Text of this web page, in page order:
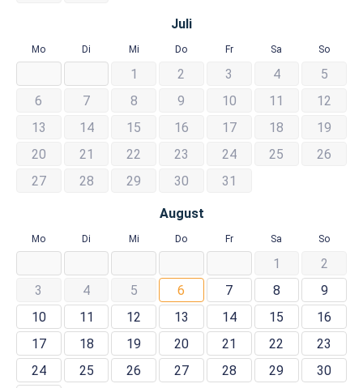
Juli
Mo Di Mi Do Fr Sa So
1 2 3 4
5
6
7 8 9 10 11
12
13
14 15 16 17 18
19
20
21 22 23 24 25
26
27
28 29 30 31
August
Mo Di Mi Do Fr Sa So
1
2
3
4 5 6 7 8
9
10
11 12 13 14 15
16
17
18 19 20 21 22
23
24
25 26 27 28 29
30